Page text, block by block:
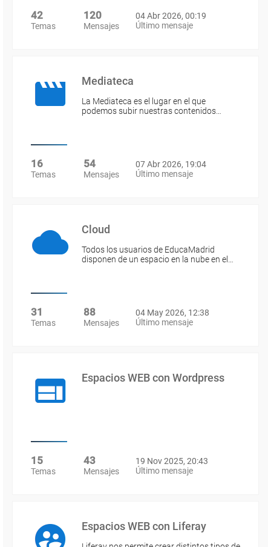
42
Temas
120
Mensajes
04 Abr 2026, 00:19
Último mensaje
Mediateca
La Mediateca es el lugar en el que
podemos subir nuestras contenidos…
16
Temas
54
Mensajes
07 Abr 2026, 19:04
Último mensaje
Cloud
Todos los usuarios de EducaMadrid
disponen de un espacio en la nube en el…
31
Temas
88
Mensajes
04 May 2026, 12:38
Último mensaje
Espacios WEB con Wordpress
15
Temas
43
Mensajes
19 Nov 2025, 20:43
Último mensaje
Espacios WEB con Liferay